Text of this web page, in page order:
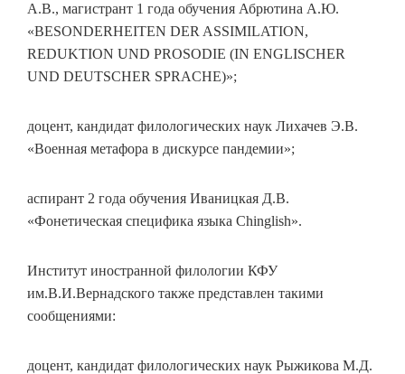
А.В., магистрант 1 года обучения Абрютина А.Ю.
«BESONDERHEITEN DER ASSIMILATION,
REDUKTION UND PROSODIE (IN ENGLISCHER
UND DEUTSCHER SPRACHE)»;
доцент, кандидат филологических наук Лихачев Э.В.
«Военная метафора в дискурсе пандемии»;
аспирант 2 года обучения Иваницкая Д.В.
«Фонетическая специфика языка Chinglish».
Институт иностранной филологии КФУ
им.В.И.Вернадского также представлен такими
сообщениями:
доцент, кандидат филологических наук Рыжикова М.Д.